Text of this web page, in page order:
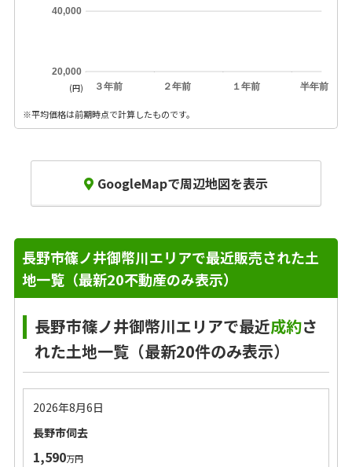
３年前 ２年前 １年前 半年前
20,000
40,000
(円)
※平均価格は前期時点で計算したものです。
GoogleMapで周辺地図を表示
長野市篠ノ井御幣川エリアで最近販売された土
地一覧（最新20不動産のみ表示）
長野市篠ノ井御幣川エリアで最近成約さ
れた土地一覧（最新20件のみ表示）
2026年8月6日
長野市伺去
1,590万円